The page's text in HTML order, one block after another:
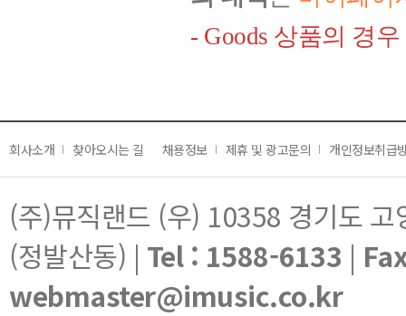
- Goods 상품의 경
회사소개 찾아오시는 길 채용정보 제휴 및 광고문의 개인정보취급
(주)뮤직랜드 (우) 10358 경기도
(정발산동) | Tel : 1588-6133 |
webmaster@imusic.co.kr